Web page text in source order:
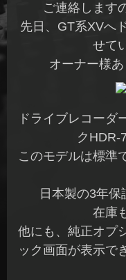
ご連絡します
先日、GT系XVへ
せて
オーナー様
ドライブレコーダ
クHDR-
このモデルは標準
日本製の3年
在庫
他にも、純正オプ
ック画面が表示で